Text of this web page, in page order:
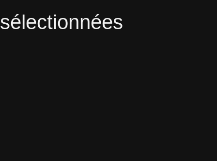
sélectionnées